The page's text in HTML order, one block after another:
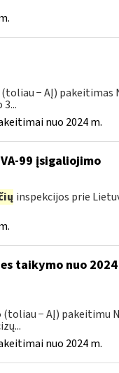
− AĮ) pakeitimas
nuo 2024 m.
99 įsigaliojimo
inspekcijos prie
taikymo nuo
− AĮ) pakeitimu
nuo 2024 m.